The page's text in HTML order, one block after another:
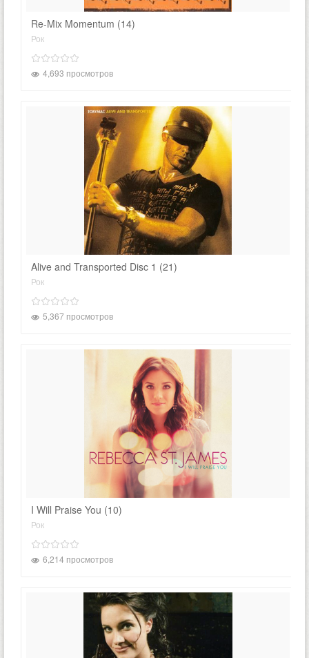
Re-Mix Momentum (14)
Рок
4,693 просмотров
Alive and Transported Disc 1 (21)
Рок
5,367 просмотров
I Will Praise You (10)
Рок
6,214 просмотров